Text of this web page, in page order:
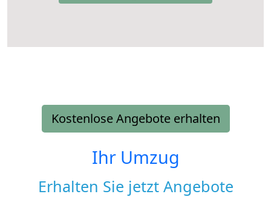
Kostenlose Angebote erhalten
Ihr Umzug
Erhalten Sie jetzt Angebote